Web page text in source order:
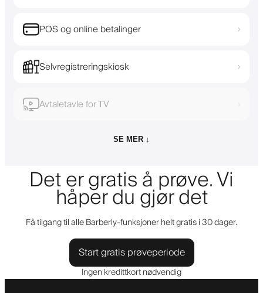
POS og online betalinger ›
Selvregistreringskiosk ›
Avtaletavle for TV ›
SE MER ↓
Det er gratis å prøve. Vi
håper du gjør det
Få tilgang til alle Barberly-funksjoner helt gratis i 30 dager.
Start gratis prøveperiode
Ingen kredittkort nødvendig